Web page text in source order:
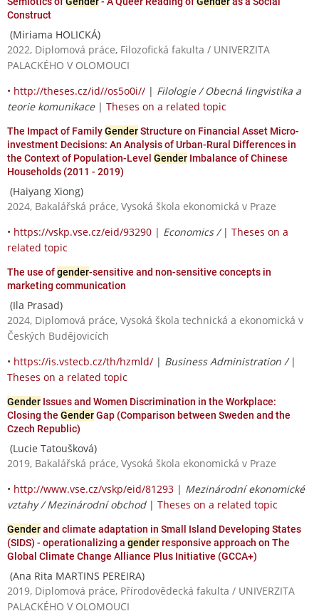
Construct
(Miriama HOLICKÁ)
2022, Diplomová práce, Filozofická fakulta / UNIVERZITA
PALACKÉHO V OLOMOUCI
• http://theses.cz/id//os5o0i// | Filologie / Obecná lingvistika a
teorie komunikace| Theses on a related topic
The Impact of FamilyGenderStructure on Financial Asset Micro-
investment Decisions: An Analysis of Urban-Rural Differences in
the Context of Population-Level Gender Imbalance of Chinese
Households (2011 - 2019)
(Haiyang Xiong)
2024, Bakalářská práce, Vysoká škola ekonomická v Praze
• https://vskp.vse.cz/eid/93290 | Economics / | Theses on a
related topic
The use ofgender-sensitive and non-sensitive concepts in
marketing communication
(Ila Prasad)
2024, Diplomová práce, Vysoká škola technická a ekonomická v
Českých Budějovicích
• https://is.vstecb.cz/th/hzmld/ | Business Administration / |
Theses on a related topic
Gender Issues and Women Discrimination in the Workplace:
Closing the GenderGap (Comparison between Sweden and the
Czech Republic)
(Lucie Tatoušková)
2019, Bakalářská práce, Vysoká škola ekonomická v Praze
• http://www.vse.cz/vskp/eid/81293 | Mezinárodní ekonomické
vztahy / Mezinárodní obchod| Theses on a related topic
Genderand climate adaptation in Small Island Developing States
(SIDS) - operationalizing a genderresponsive approach on The
Global Climate Change Alliance Plus Initiative (GCCA+)
(Ana Rita MARTINS PEREIRA)
2019, Diplomová práce, Přírodovědecká fakulta / UNIVERZITA
PALACKÉHO V OLOMOUCI